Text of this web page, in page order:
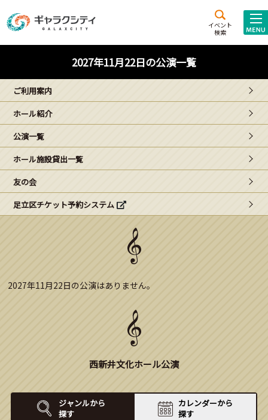
イベント
検索
施設案内
西新井
文化ホール
ギャラクシティとは
こどもみーてぃんぐ
Gがくえん
ブランドからのお知らせ
2027年11月22日の公演一覧
ご利用案内
ホール紹介
公演一覧
ホール施設貸出一覧
友の会
足立区チケット予約システム
2027年11月22日の公演はありません。
西新井文化ホール公演
ジャンルから
探す
カレンダーから
探す